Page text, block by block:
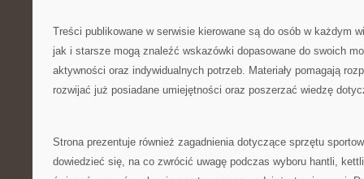
Treści publikowane w serwisie kierowane są do osób w każdym
jak i starsze mogą znaleźć wskazówki dopasowane do swoich
aktywności oraz indywidualnych potrzeb. Materiały pomagają
rozwijać już posiadane umiejętności oraz poszerzać wiedzę
Strona prezentuje również zagadnienia dotyczące sprzętu
dowiedzieć się, na co zwrócić uwagę podczas wyboru hantli,